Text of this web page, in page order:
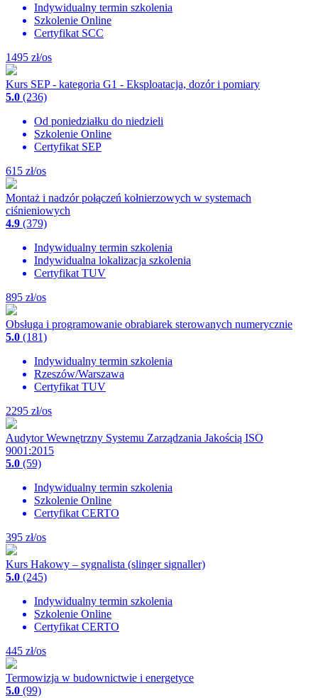
Indywidualny termin szkolenia
Szkolenie Online
Certyfikat SCC
1495 zł/os
Kurs SEP - kategoria G1 - Eksploatacja, dozór i pomiary
5.0 (236)
Od poniedziałku do niedzieli
Szkolenie Online
Certyfikat SEP
615 zł/os
Montaż i nadzór połączeń kołnierzowych w systemach
ciśnieniowych
4.9 (379)
Indywidualny termin szkolenia
Indywidualna lokalizacja szkolenia
Certyfikat TUV
895 zł/os
Obsługa i programowanie obrabiarek sterowanych numerycznie
5.0 (181)
Indywidualny termin szkolenia
Rzeszów/Warszawa
Certyfikat TUV
2295 zł/os
Audytor Wewnętrzny Systemu Zarządzania Jakością ISO
9001:2015
5.0 (59)
Indywidualny termin szkolenia
Szkolenie Online
Certyfikat CERTO
395 zł/os
Kurs Hakowy – sygnalista (slinger signaller)
5.0 (245)
Indywidualny termin szkolenia
Szkolenie Online
Certyfikat CERTO
445 zł/os
Termowizja w budownictwie i energetyce
5.0 (99)